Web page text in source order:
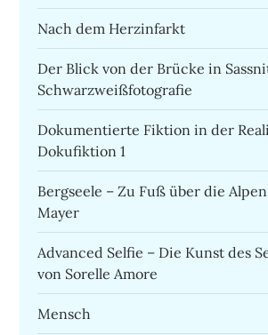
Nach dem Herzinfarkt
Der Blick von der Brücke in
Schwarzweißfotografie
Dokumentierte Fiktion in der
Dokufiktion 1
Bergseele – Zu Fuß über die
Mayer
Advanced Selfie – Die Kunst des
von Sorelle Amore
Mensch